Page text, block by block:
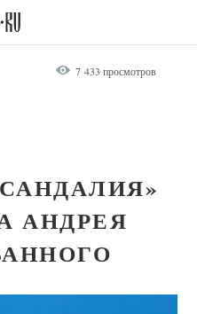
7 433 просмотров
АНДРЕЯ